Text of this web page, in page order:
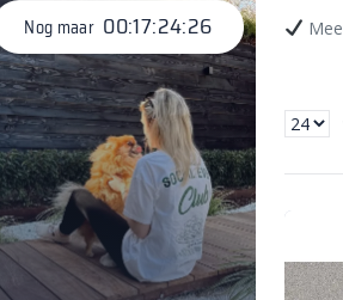
Nog maar 00:17:24:25